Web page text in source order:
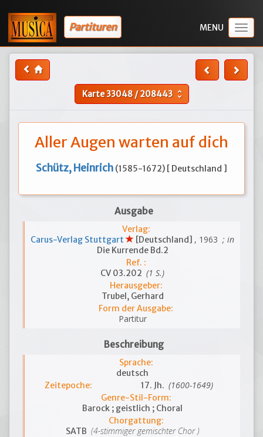
Partituren
Karte33048/208443 unfold_more
Aller Augen warten auf dich
Schütz, Heinrich (1585-1672) [ Deutschland ]
Ausgabe
Verlag:
Carus-Verlag Stuttgart
[Deutschland] , 1963 ; in
Die Kurrende Bd.2
Ref. :
CV 03.202 (1 S.)
Herausgeber:
Trubel, Gerhard
Form der Ausgabe:
Partitur
Beschreibung
Sprache:
deutsch
Zeitepoche:
17. Jh. (1600-1649)
Genre-Stil-Form:
Barock ; geistlich ; Choral
Chorgattung:
SATB (4-stimmiger gemischter Chor )